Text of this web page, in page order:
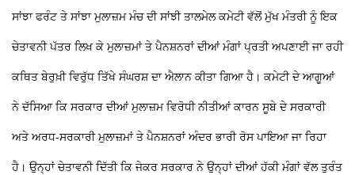
ਸਾਂਝਾ ਫਰੰਟ ਤੇ ਸਾਂਝਾ ਮੁਲਾਜ਼ਮ ਮੰਚ ਦੀ ਸਾਂਝੀ ਤਾਲਮੇਲ ਕਮੇਟੀ ਵੱਲੋਂ ਮੁੱਖ ਮੰਤਰੀ ਨੂੰ ਇਕ
ਚੇਤਾਵਨੀ ਪੱਤਰ ਲਿਖ ਕੇ ਮੁਲਾਜ਼ਮਾਂ ਤੇ ਪੈਨਸ਼ਨਰਾਂ ਦੀਆਂ ਮੰਗਾਂ ਪ੍ਰਤੀ ਅਪਣਾਈ ਜਾ ਰਹੀ
ਕਥਿਤ ਬੇਰੁਖ਼ੀ ਵਿਰੁੱਧ ਤਿੱਖੇ ਸੰਘਰਸ਼ ਦਾ ਐਲਾਨ ਕੀਤਾ ਗਿਆ ਹੈ। ਕਮੇਟੀ ਦੇ ਆਗੂਆਂ
ਨੇ ਦੱਸਿਆ ਕਿ ਸਰਕਾਰ ਦੀਆਂ ਮੁਲਾਜ਼ਮ ਵਿਰੋਧੀ ਨੀਤੀਆਂ ਕਾਰਨ ਸੂਬੇ ਦੇ ਸਰਕਾਰੀ
ਅਤੇ ਅਰਧ-ਸਰਕਾਰੀ ਮੁਲਾਜ਼ਮਾਂ ਤੇ ਪੈਨਸ਼ਨਰਾਂ ਅੰਦਰ ਭਾਰੀ ਰੋਸ ਪਾਇਆ ਜਾ ਰਿਹਾ
ਹੈ। ਉਨ੍ਹਾਂ ਚੇਤਾਵਨੀ ਦਿੱਤੀ ਕਿ ਜੇਕਰ ਸਰਕਾਰ ਨੇ ਉਨ੍ਹਾਂ ਦੀਆਂ ਹੱਕੀ ਮੰਗਾਂ ਵੱਲ ਤੁਰੰਤ